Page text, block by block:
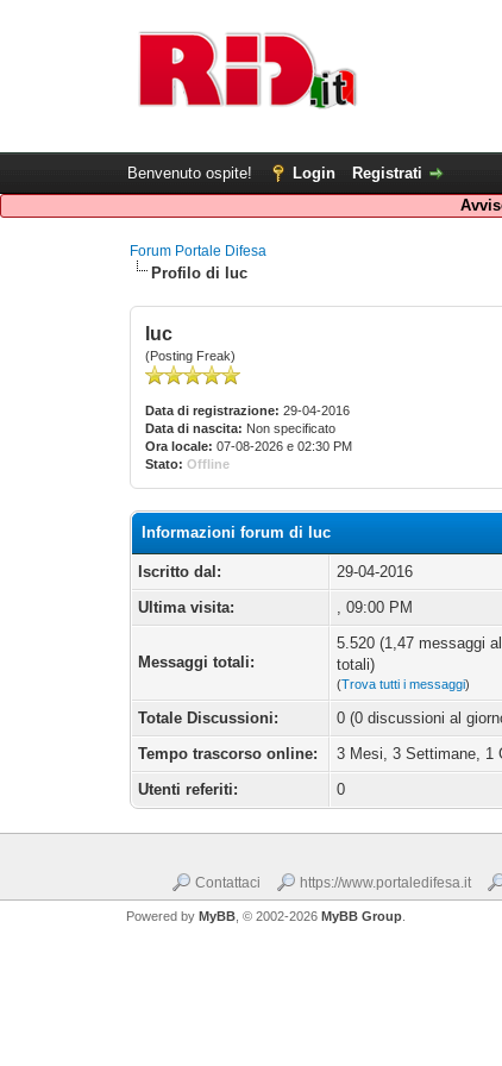
Benvenuto ospite! Login
Registrati
Forum Portale Difesa
Profilo di luc
luc
(Posting Freak)
Data di registrazione: 29-04-2016
Data di nascita: Non specificato
Ora locale: 07-08-2026 e 02:30 PM
Stato: Offline
Informazioni forum di luc
Iscritto dal:
29-04-2016
Ultima visita:
, 09:00 PM
Messaggi totali:
5.520 (1,47 messaggi
totali)
(Trova tutti i messaggi)
Totale Discussioni:
0 (0 discussioni al
Tempo trascorso online:
3 Mesi, 3 Settimane, 1
Utenti referiti:
0
Contattaci https://www.portaledifesa.it
Powered by MyBB, © 2002-2026 MyBB Group.